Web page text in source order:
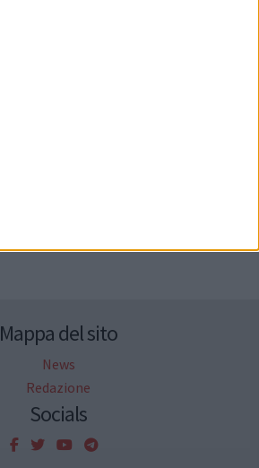
Mappa del sito
News
Redazione
Socials